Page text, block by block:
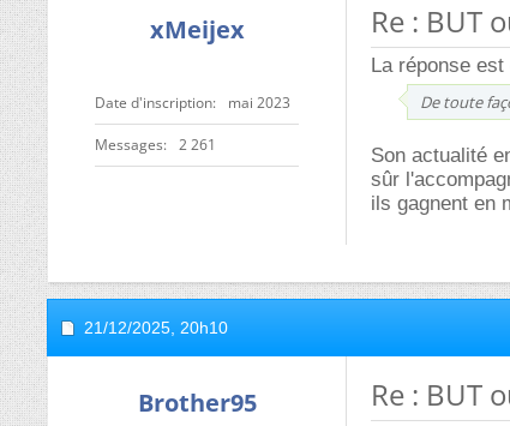
xMeijex
Date d'inscription mai 2023
Messages 2 261
Re : BUT
La réponse
De toute
Son actualité
sûr
ils gagnent en
21/12/2025, 20h10
Brother95 Re : BUT